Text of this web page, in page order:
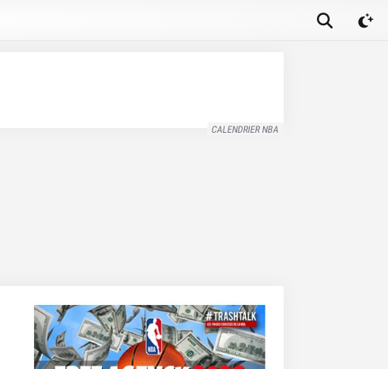
CALENDRIER NBA